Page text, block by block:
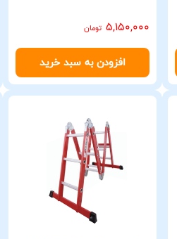
5,150,000 تومان
افزودن به سبد خرید